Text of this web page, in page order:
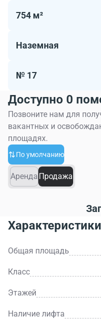
754 м²
Наземная
№ 17
Доступно 0
Позвоните нам для
вакантных и
площадях.
По умолчанию
Аренда Продажа
Характеристики
Общая площадь
Класс
Этажей
Наличие лифта